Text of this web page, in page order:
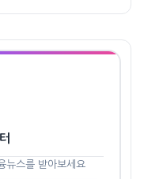
뉴스를 받아보세요